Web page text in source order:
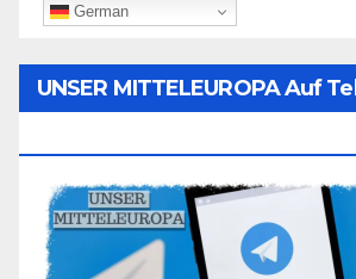
German
UNSER MITTELEUROPA Auf